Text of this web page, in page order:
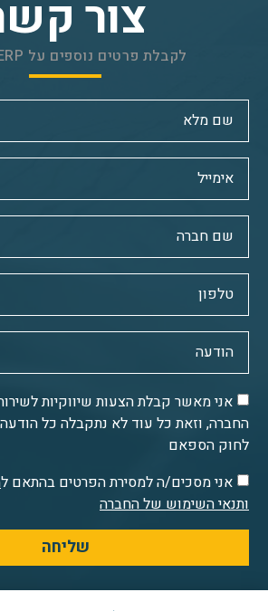
צור
לקבלת פרטים נוספים על BGATE-ERP
אני מאשר קבלת הצעות שיווקיות
החברה, וזאת כל עוד לא נתקבלה כל
לחוק הספאם
אני מסכים/ה למסירת הפרטים בהתאם ל
ותנאי השימוש של החברה
שליחה